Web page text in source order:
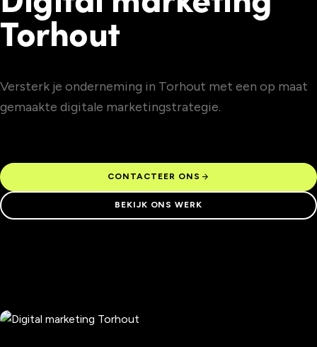
Torhout
Versterk je onderneming in Torhout met een op maat
gemaakte digitale marketingstrategie.
CONTACTEER ONS arrow_forward
BEKIJK ONS WERK